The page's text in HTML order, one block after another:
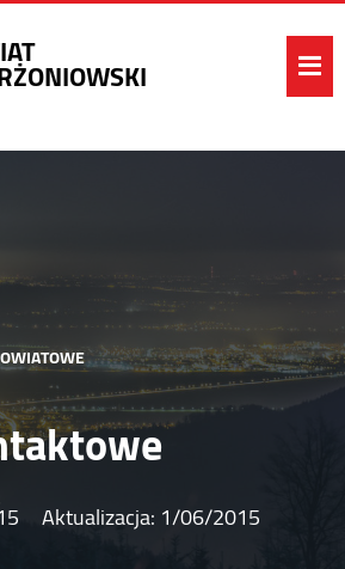
Aktualizacja: 1/06/2015